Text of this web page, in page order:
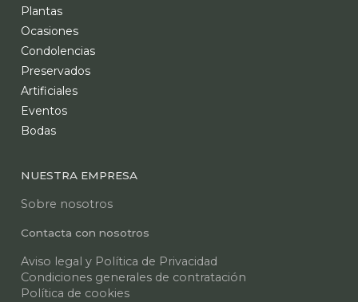
Plantas
Ocasiones
Condolencias
Preservados
Artificiales
Eventos
Bodas
NUESTRA EMPRESA
Sobre nosotros
Contacta con nosotros
Aviso legal y Política de Privacidad
Condiciones generales de contratación
Política de cookies